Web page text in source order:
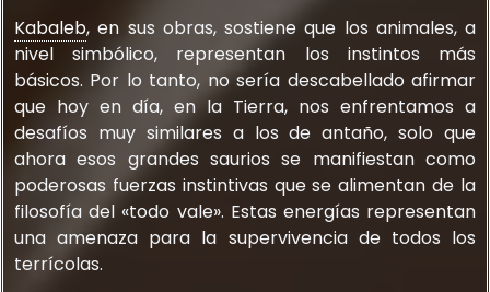
Kabaleb, en sus obras, sostiene que los animales, a
nivel simbólico, representan los instintos más
básicos. Por lo tanto, no sería descabellado afirmar
que hoy en día, en la Tierra, nos enfrentamos a
desafíos muy similares a los de antaño, solo que
ahora esos grandes saurios se manifiestan como
poderosas fuerzas instintivas que se alimentan de la
filosofía del «todo vale». Estas energías representan
una amenaza para la supervivencia de todos los
terrícolas.